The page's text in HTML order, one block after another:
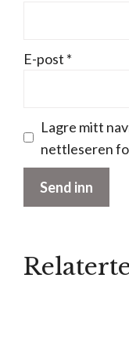
E-post *
Lagre mitt
nettleseren